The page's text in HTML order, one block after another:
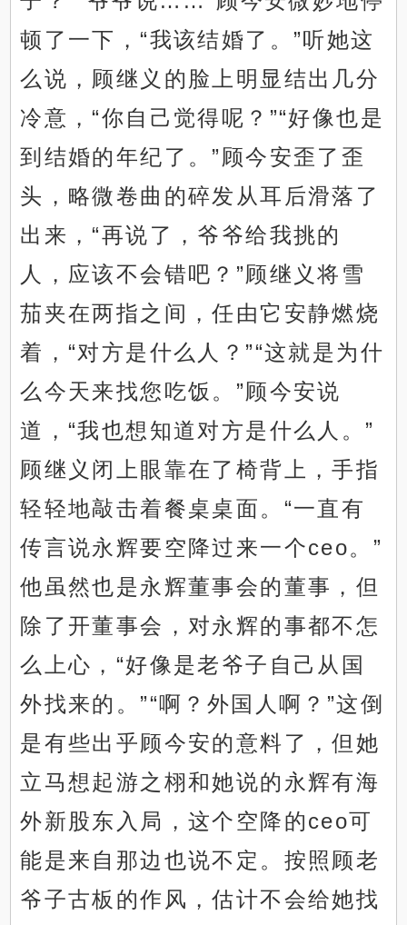
顿了一下，“我该结婚了。”听她这
么说，顾继义的脸上明显结出几分
冷意，“你自己觉得呢？”“好像也是
到结婚的年纪了。”顾今安歪了歪
头，略微卷曲的碎发从耳后滑落了
出来，“再说了，爷爷给我挑的
人，应该不会错吧？”顾继义将雪
茄夹在两指之间，任由它安静燃烧
着，“对方是什么人？”“这就是为什
么今天来找您吃饭。”顾今安说
道，“我也想知道对方是什么人。”
顾继义闭上眼靠在了椅背上，手指
轻轻地敲击着餐桌桌面。“一直有
传言说永辉要空降过来一个ceo。”
他虽然也是永辉董事会的董事，但
除了开董事会，对永辉的事都不怎
么上心，“好像是老爷子自己从国
外找来的。”“啊？外国人啊？”这倒
是有些出乎顾今安的意料了，但她
立马想起游之栩和她说的永辉有海
外新股东入局，这个空降的ceo可
能是来自那边也说不定。按照顾老
爷子古板的作风，估计不会给她找